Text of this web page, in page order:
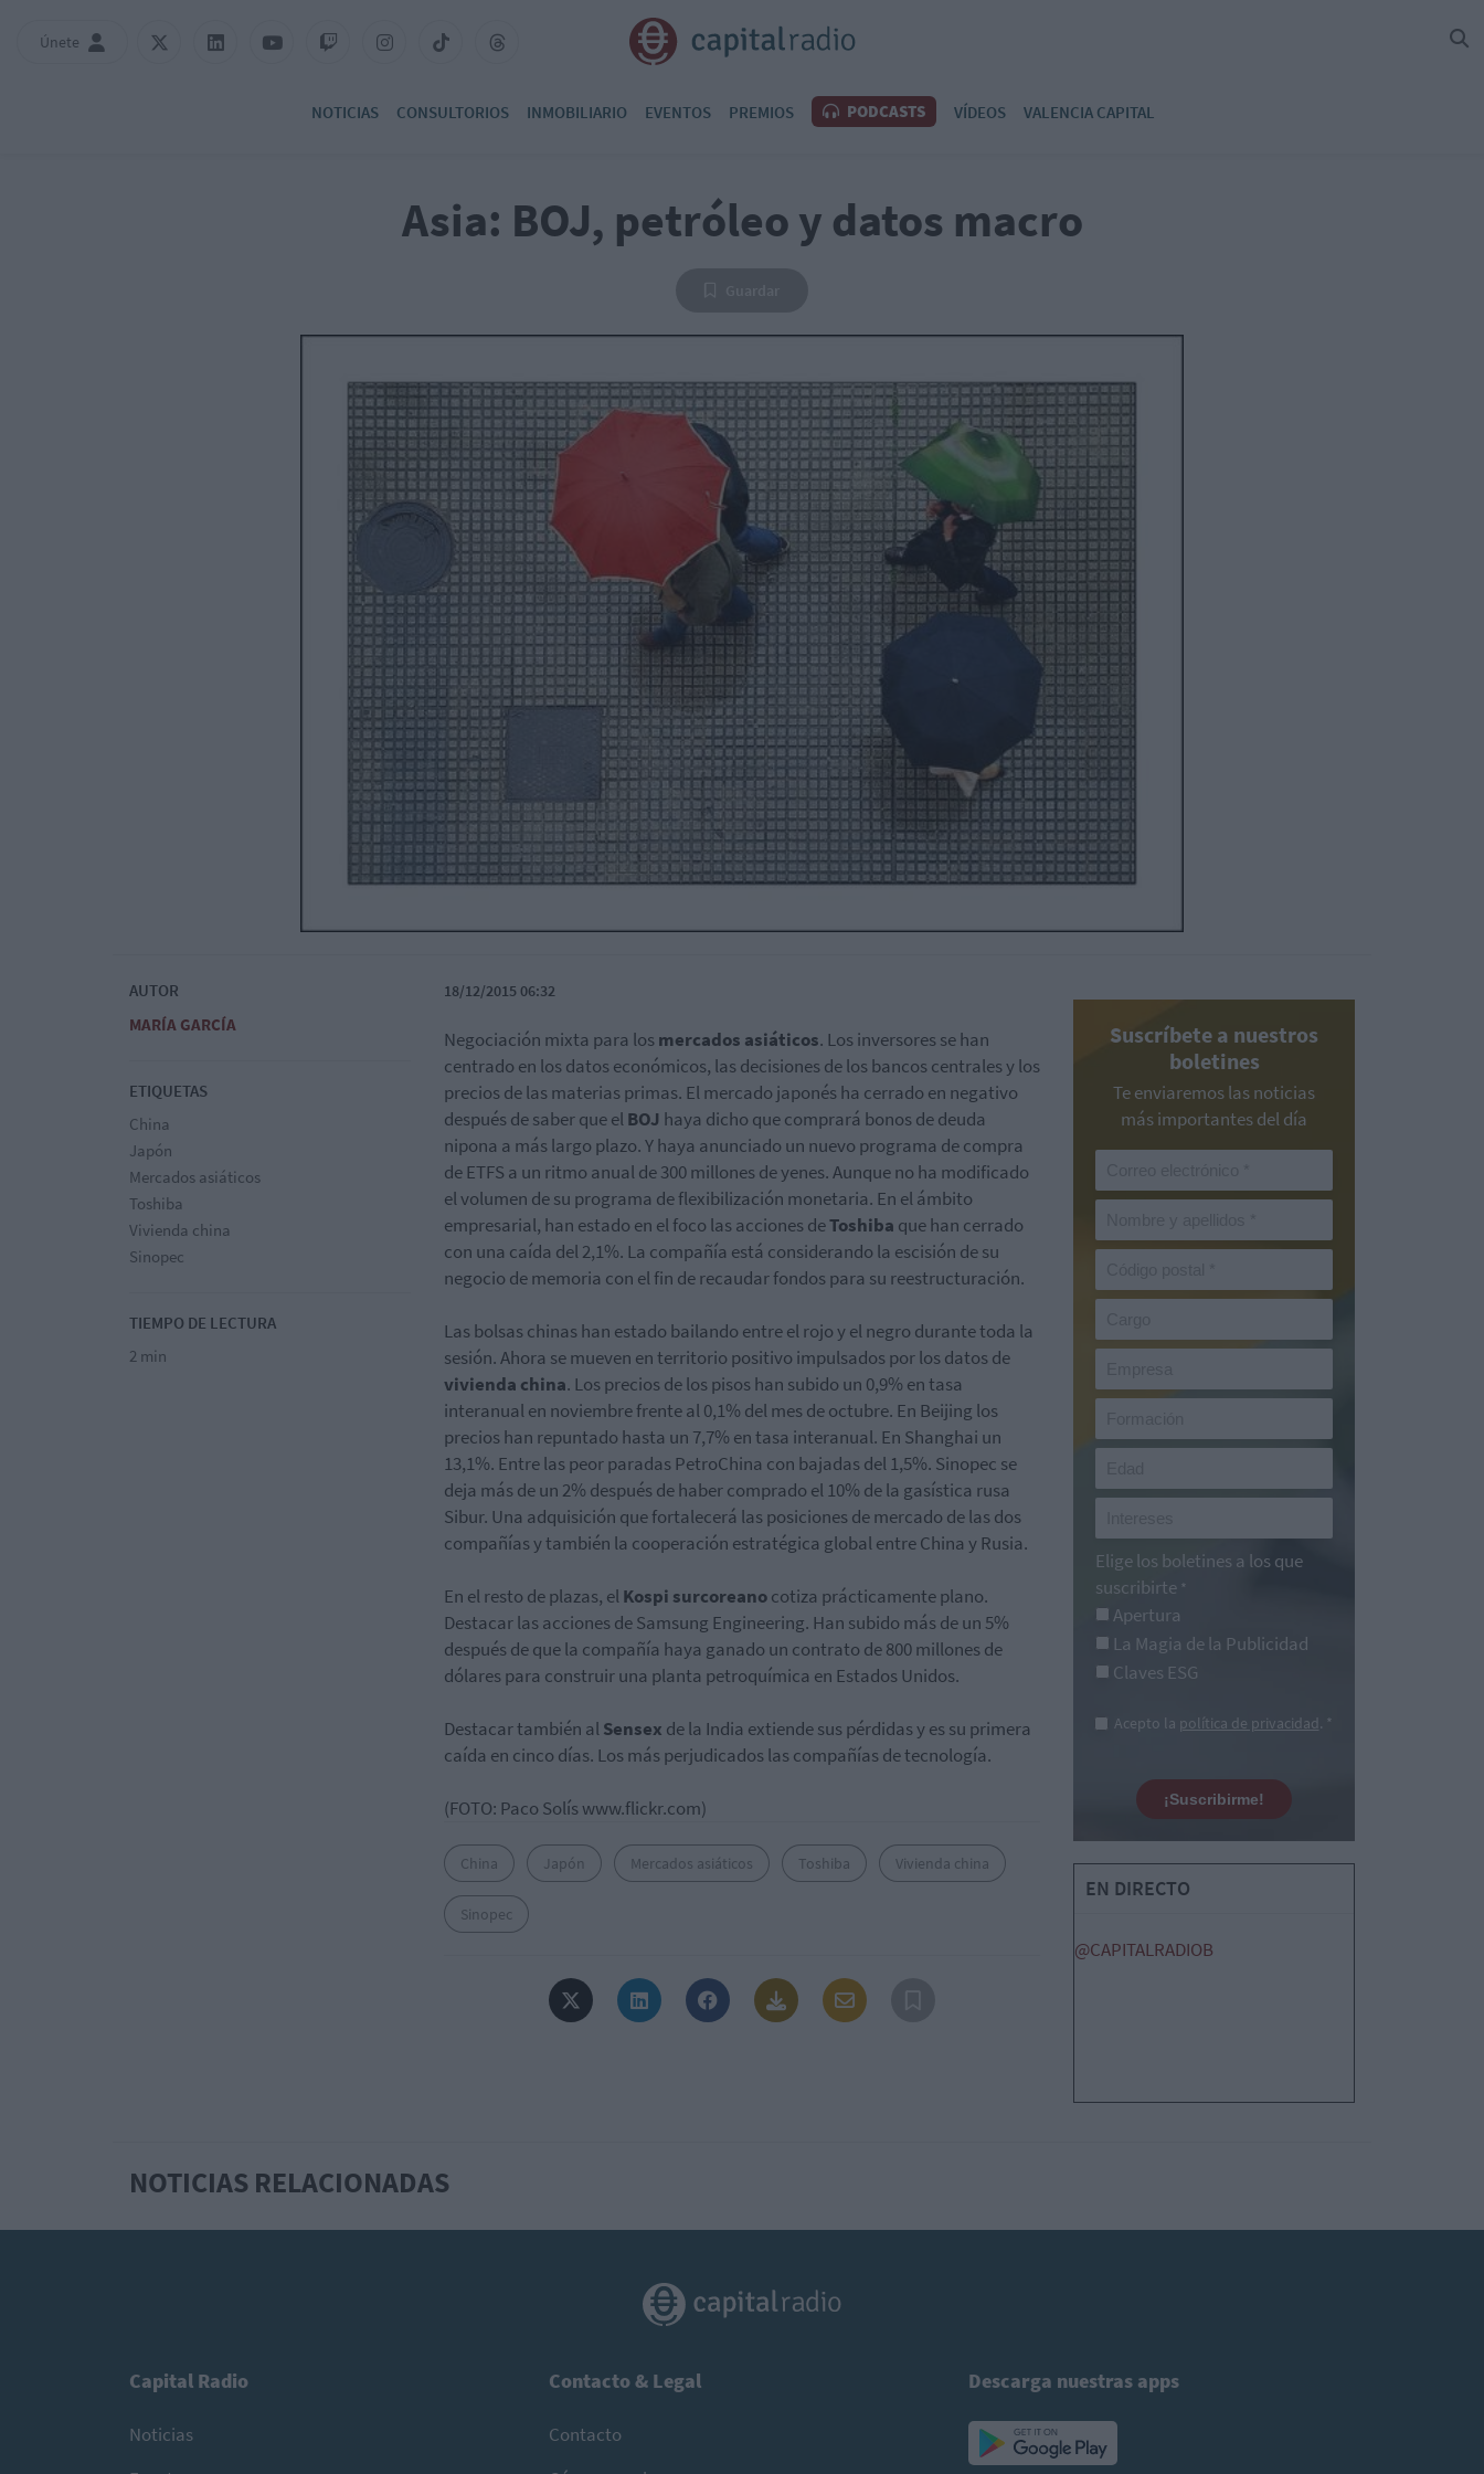
Únete
NOTICIAS CONSULTORIOS INMOBILIARIO EVENTOS PREMIOS PODCASTS VÍDEOS VALENCIA CAPITAL
Asia: BOJ, petróleo y datos macro
AUTOR
MARÍA GARCÍA
ETIQUETAS
China
Japón
Mercados asiáticos
Toshiba
Vivienda china
Sinopec
TIEMPO DE LECTURA
2 min
18/12/2015 06:32
Negociación mixta para losmercados asiáticos. Los inversores se han
centrado en los datos económicos, las decisiones de los bancos centrales y los
precios de las materias primas. El mercado japonés ha cerrado en negativo
después de saber que elBOJ haya dicho que comprará bonos de deuda
nipona a más largo plazo. Y haya anunciado un nuevo programa de compra
de ETFS a un ritmo anual de 300 millones de yenes. Aunque no ha modificado
el volumen de su programa de flexibilización monetaria. En el ámbito
empresarial, han estado en el foco las acciones deToshiba que han cerrado
con una caída del 2,1%. La compañía está considerando la escisión de su
negocio de memoria con el fin de recaudar fondos para su reestructuración.
Las bolsas chinas han estado bailando entre el rojo y el negro durante toda la
sesión. Ahora se mueven en territorio positivo impulsados por los datos de
vivienda china. Los precios de los pisos han subido un 0,9% en tasa
interanual en noviembre frente al 0,1% del mes de octubre. En Beijing los
precios han repuntado hasta un 7,7% en tasa interanual. En Shanghai un
13,1%. Entre las peor paradas PetroChina con bajadas del 1,5%. Sinopec se
deja más de un 2% después de haber comprado el 10% de la gasística rusa
Sibur. Una adquisición que fortalecerá las posiciones de mercado de las dos
compañías y también la cooperación estratégica global entre China y Rusia.
En el resto de plazas, elKospi surcoreanocotiza prácticamente plano.
Destacar las acciones de Samsung Engineering. Han subido más de un 5%
después de que la compañía haya ganado un contrato de 800 millones de
dólares para construir una planta petroquímica en Estados Unidos.
Destacar también alSensex de la India extiende sus pérdidas y es su primera
caída en cinco días. Los más perjudicados las compañías de tecnología.
(FOTO: Paco Solís www.flickr.com)
China Japón Mercados asiáticos Toshiba Vivienda china
Sinopec
Suscríbete a nuestros
boletines
Te enviaremos las noticias
más importantes del día
Elige los boletines a los que
suscribirte *
Apertura
La Magia de la Publicidad
Claves ESG
Acepto la política de privacidad. *
¡Suscribirme!
EN DIRECTO
@CAPITALRADIOB
NOTICIAS RELACIONADAS
Capital Radio
Noticias
Contacto & Legal
Contacto
Descarga nuestras apps